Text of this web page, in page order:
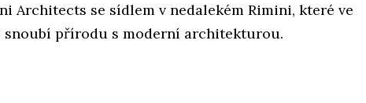
Architects se sídlem v nedalekém Rimini, které ve
snoubí přírodu s moderní architekturou.